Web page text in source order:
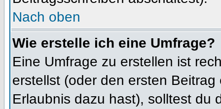
Nach oben
Wie erstelle ich eine Umfrage?
Eine Umfrage zu erstellen ist
erstellst (oder den ersten
Erlaubnis dazu hast), solltest du